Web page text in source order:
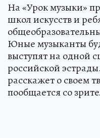
На «Урок музыки»
школ искусств и
Юные музыканты
выступят на одной
российской
расскажет о своем
пообщается со